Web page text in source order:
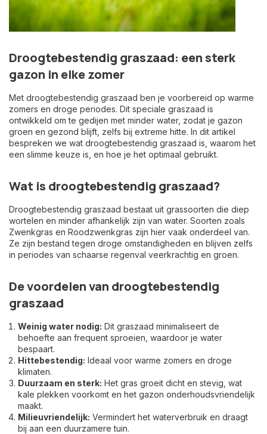
Droogtebestendig graszaad: een sterk
gazon in elke zomer
Met droogtebestendig graszaad ben je voorbereid op warme
zomers en droge periodes. Dit speciale graszaad is
ontwikkeld om te gedijen met minder water, zodat je gazon
groen en gezond blijft, zelfs bij extreme hitte. In dit artikel
bespreken we wat droogtebestendig graszaad is, waarom het
een slimme keuze is, en hoe je het optimaal gebruikt.
Wat is droogtebestendig graszaad?
Droogtebestendig graszaad bestaat uit grassoorten die diep
wortelen en minder afhankelijk zijn van water. Soorten zoals
Zwenkgras en Roodzwenkgras zijn hier vaak onderdeel van.
Ze zijn bestand tegen droge omstandigheden en blijven zelfs
in periodes van schaarse regenval veerkrachtig en groen.
De voordelen van droogtebestendig
graszaad
Weinig water nodig: Dit graszaad minimaliseert de
behoefte aan frequent sproeien, waardoor je water
bespaart.
Hittebestendig: Ideaal voor warme zomers en droge
klimaten.
Duurzaam en sterk: Het gras groeit dicht en stevig, wat
kale plekken voorkomt en het gazon onderhoudsvriendelijk
maakt.
Milieuvriendelijk: Vermindert het waterverbruik en draagt
bij aan een duurzamere tuin.